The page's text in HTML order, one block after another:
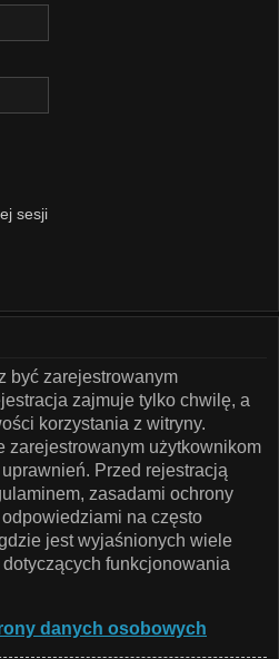
sesji
być zarejestrowanym
zajmuje tylko chwilę, a
korzystania z witryny.
zarejestrowanym użytkownikom
Przed rejestracją
zasadami ochrony
na często
jest wyjaśnionych wiele
funkcjonowania
danych osobowych